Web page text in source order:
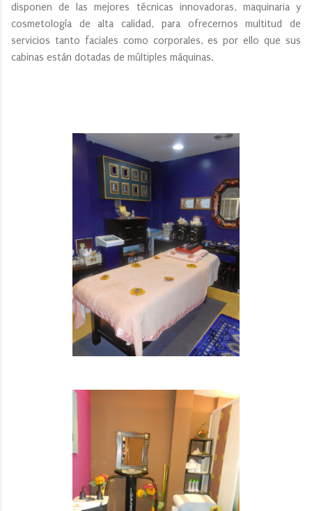
disponen de las mejores técnicas innovadoras, maquinaria y
cosmetología de alta calidad, para ofrecernos multitud de
servicios tanto faciales como corporales, es por ello que sus
cabinas están dotadas de múltiples máquinas.